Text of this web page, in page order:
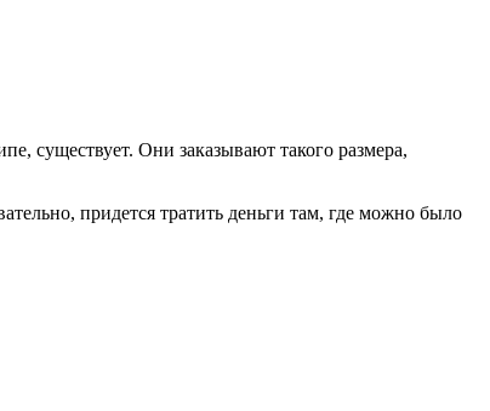
существует. Они заказывают такого размера,
придется тратить деньги там, где можно было